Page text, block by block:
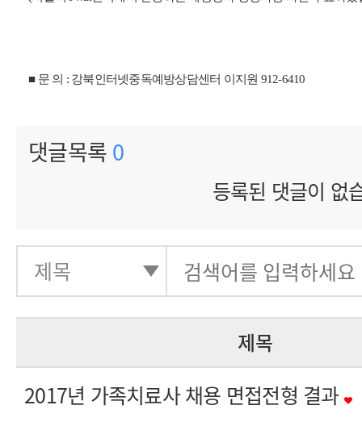
■ 문 의 : 강북인터넷중독예방상담센터 이지원 912-6410
댓글목록 0
등록된 댓글이 없
제목
2017년 가족치료사 채용 면접전형 결과